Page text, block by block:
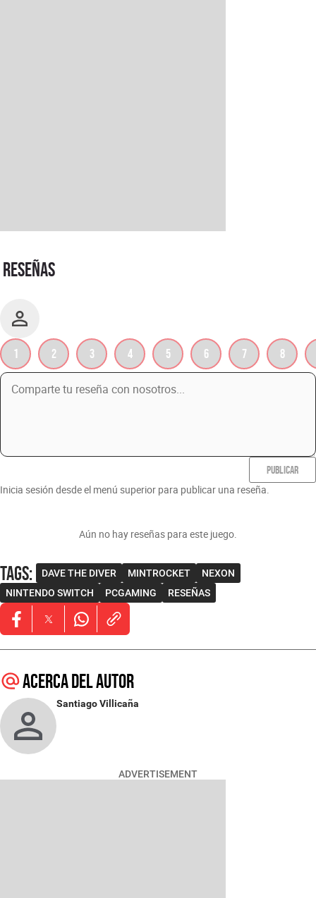
RESEÑAS
1 2 3 4 5 6 7 8
PUBLICAR
Inicia sesión desde el menú superior para publicar una reseña.
Aún no hay reseñas para este juego.
Tags: DAVE THE DIVER MINTROCKET
NEXON
NINTENDO SWITCH
PCGAMING RESEÑAS
Opens in new window
Opens in new window
Opens in new window
Acerca del autor
Santiago Villicaña
ADVERTISEMENT